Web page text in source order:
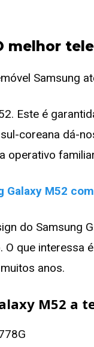
melhor
Este é
coreana dá-
operativo
Galaxy M52
do Samsung
que
anos.
M52 a